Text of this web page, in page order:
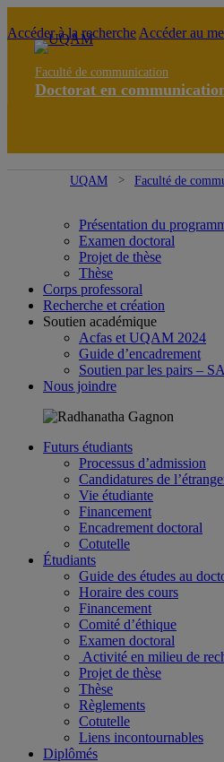
Accéder à la recherche Accéder au
Faculté de communication
Doctorat en
UQAM Faculté de
Présentation du
Examen doctoral
Projet de thèse
Thèse
Corps professoral
Recherche et création
Soutien académique
Acfas et UQAM 2024
Guide d’encadrement
Soutien par les pairs –
Nous joindre
Futurs étudiants
Processus d’admission
Candidatures de
Vie étudiante
Financement
Encadrement doctoral
Cotutelle
Étudiants
Guide des études au
Horaire des cours
Financement
Comité d’éthique
Examen doctoral
Activité en milieu de
Projet de thèse
Thèse
Règlements
Cotutelle
Liens incontournables
Diplômés